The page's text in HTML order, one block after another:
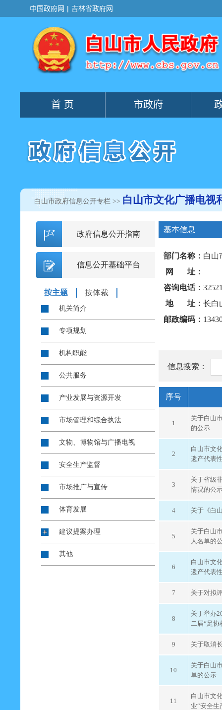
白山市政府信息公开专栏 >> 白山市文化广播电视
基本信息
部门名称： 白山
网 址：
咨询电话：
地 址： 长白
邮政编码：
信息搜索：
序号
1
关于白山
的公示
2
白山市文
遗产代表
3
关于省级
情况的公
4 关于《白
5
关于白山
人名单的
6
白山市文
遗产代表
7 关于对拟
8
关于举办
二届“足协
9 关于取消
10
关于白山
单的公示
11
白山市文
业“安全生
政府信息公开指南
信息公开基础平台
按主题 按体裁
机关简介
专项规划
机构职能
公共服务
产业发展与资源开发
市场管理和综合执法
文物、博物馆与广播电视
安全生产监督
市场推广与宣传
体育发展
建议提案办理
其他